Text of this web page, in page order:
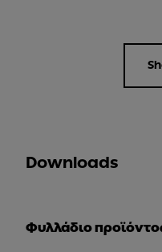
Downloads
Φυλλάδιο